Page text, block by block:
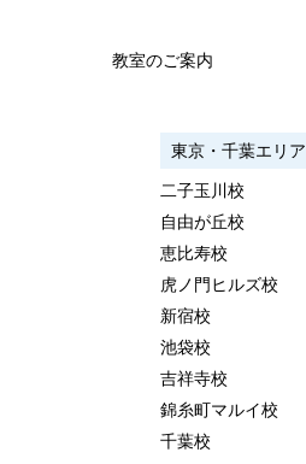
教室のご案内
東京・千葉エリア
二子玉川校
自由が丘校
恵比寿校
虎ノ門ヒルズ校
新宿校
池袋校
吉祥寺校
錦糸町マルイ校
千葉校